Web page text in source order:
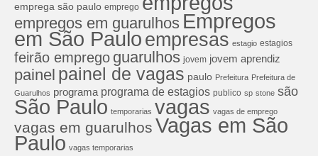
emprega são paulo emprego
empregos em guarulhos Empregos
em São Pauloempresas estagio estagios
feirão emprego guarulhos jovem jovem aprendiz
painel painel de vagas paulo Prefeitura Prefeitura de
Guarulhos programa programa de estagios publico sp stone são
São Paulo temporarias vagas vagas de emprego
vagas em guarulhos Vagas em São
Paulo vagas temporarias